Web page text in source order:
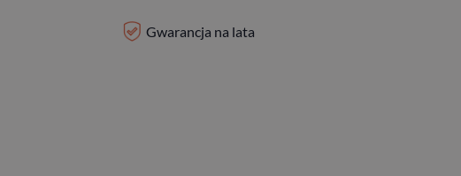
Gwarancja na lata